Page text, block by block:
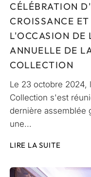
CÉLÉBRATION
CROISSANCE
L'OCCASION DE
ANNUELLE DE
COLLECTION
Le 23 octobre 2024,
Collection s'est
dernière assemblée
une...
LIRE LA SUITE